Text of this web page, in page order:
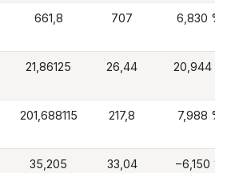
661,8 707 6,830 %
21,86125 26,44 20,944 %
201,688115 217,8 7,988 %
35,205 33,04 −6,150 %